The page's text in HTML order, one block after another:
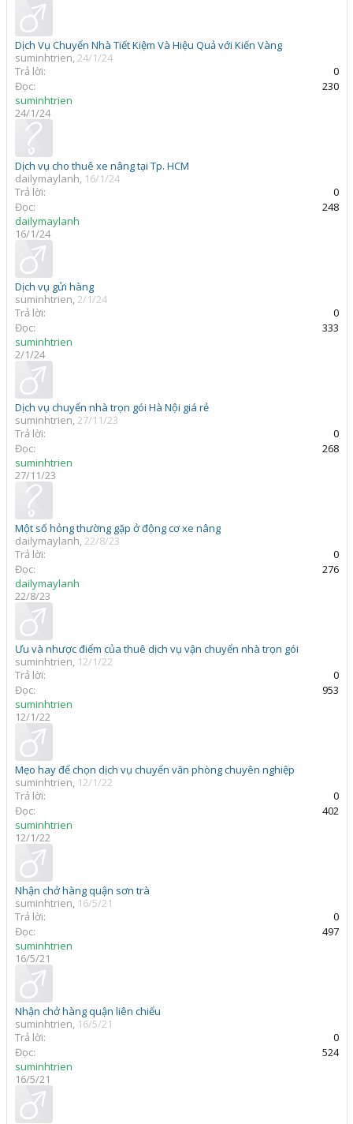
Dịch Vụ Chuyển Nhà Tiết Kiệm Và Hiệu Quả với Kiến Vàng
suminhtrien,24/1/24
Trả lời:
0
Đọc:
230
suminhtrien
24/1/24
Dịch vụ cho thuê xe nâng tại Tp. HCM
dailymaylanh, 16/1/24
Trả lời:
0
Đọc:
248
dailymaylanh
16/1/24
Dịch vụ gửi hàng
suminhtrien,2/1/24
Trả lời:
0
Đọc:
333
suminhtrien
2/1/24
Dịch vụ chuyển nhà trọn gói Hà Nội giá rẻ
suminhtrien,27/11/23
Trả lời:
0
Đọc:
268
suminhtrien
27/11/23
Một số hỏng thường gặp ở động cơ xe nâng
dailymaylanh,22/8/23
Trả lời:
0
Đọc:
276
dailymaylanh
22/8/23
Ưu và nhược điểm của thuê dịch vụ vận chuyển nhà trọn gói
suminhtrien, 12/1/22
Trả lời:
0
Đọc:
953
suminhtrien
12/1/22
Mẹo hay để chọn dịch vụ chuyển văn phòng chuyên nghiệp
suminhtrien, 12/1/22
Trả lời:
0
Đọc:
402
suminhtrien
12/1/22
Nhận chở hàng quận sơn trà
suminhtrien, 16/5/21
Trả lời:
0
Đọc:
497
suminhtrien
16/5/21
Nhận chở hàng quận liên chiểu
suminhtrien, 16/5/21
Trả lời:
0
Đọc:
524
suminhtrien
16/5/21